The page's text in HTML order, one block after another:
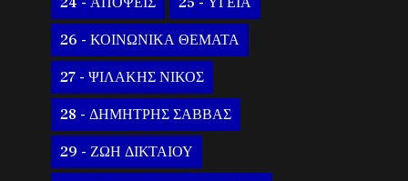
26 - ΚΟΙΝΩΝΙΚΑ ΘΕΜΑΤΑ
27 - ΨΙΛΑΚΗΣ ΝΙΚΟΣ
28 - ΔΗΜΗΤΡΗΣ ΣΑΒΒΑΣ
29 - ΖΩΗ ΔΙΚΤΑΙΟΥ